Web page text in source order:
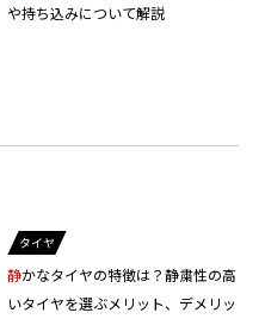
や持ち込みについて解説
タイヤ
静かなタイヤの特徴は？静粛性の高
いタイヤを選ぶメリット、デメリッ